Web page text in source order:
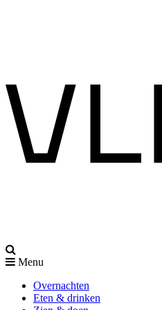
Menu
Overnachten
Eten & drinken